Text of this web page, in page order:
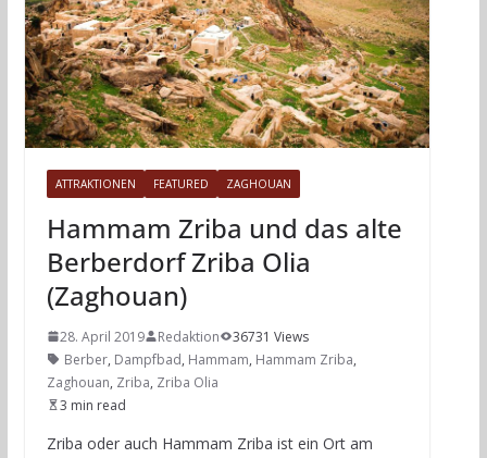
ATTRAKTIONEN FEATURED ZAGHOUAN
Hammam Zriba und das alte
Berberdorf Zriba Olia
(Zaghouan)
28. April 2019 Redaktion
36731 Views
Berber, Dampfbad, Hammam, Hammam Zriba,
Zaghouan, Zriba, Zriba Olia
3 min read
Zriba oder auch Hammam Zriba ist ein Ort am